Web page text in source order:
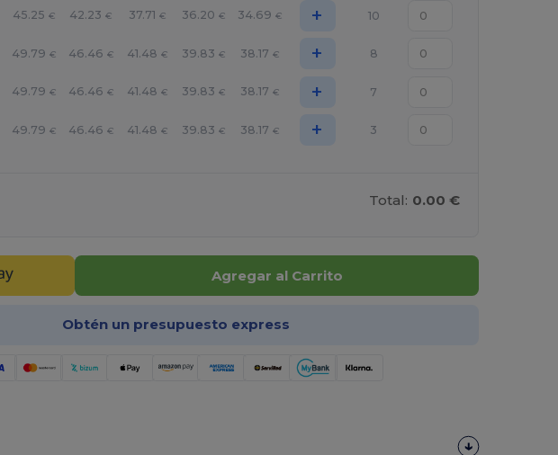
45.25 € 42.23 € 37.71 € 36.20 € 34.69 € + 10
49.79 € 46.46 € 41.48 € 39.83 € 38.17 € + 8
49.79 € 46.46 € 41.48 € 39.83 € 38.17 € + 7
49.79 € 46.46 € 41.48 € 39.83 € 38.17 € + 3
Total: 0.00 €
Agregar al Carrito
Obtén un presupuesto express